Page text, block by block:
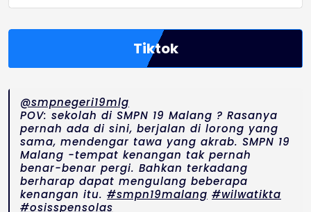
Tiktok
@smpnegeri19mlg
POV: sekolah di SMPN 19 Malang ? Rasanya
pernah ada di sini, berjalan di lorong yang
sama, mendengar tawa yang akrab. SMPN 19
Malang -tempat kenangan tak pernah
benar-benar pergi. Bahkan terkadang
berharap dapat mengulang beberapa
kenangan itu. #smpn19malang #wilwatikta
#osisspensolas